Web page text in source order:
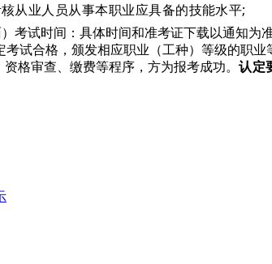
从业人员从事本职业应具备的技能水平;
考试时间：具体时间和准考证下载以通知
试合格，颁发相应职业（工种）等级的职
格审查、缴费等程序，方为报考成功。认定